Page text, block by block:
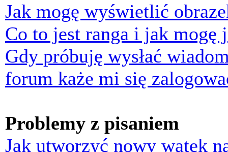
Jak mogę wyświetlić
Co to jest ranga i jak mogę
Gdy próbuję wysłać
forum każe mi się
Problemy z pisaniem
Jak utworzyć nowy wątek